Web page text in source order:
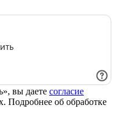
вы даете согласие
Подробнее об обработке